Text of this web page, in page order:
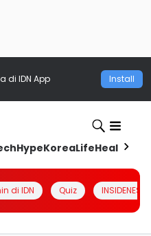
di IDN App Install
HypeKoreaLifeHealth
di IDN Quiz INSIDENESIA